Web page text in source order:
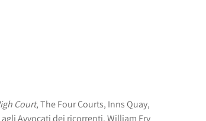
Court, The Four Courts, Inns Quay,
Avvocati dei ricorrenti, William Fry